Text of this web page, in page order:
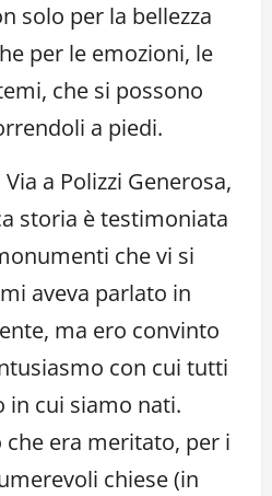
solo per la bellezza
per le emozioni, le
che si possono
a piedi.
a Polizzi Generosa,
storia è testimoniata
che vi si
aveva parlato in
ma ero convinto
con cui tutti
in cui siamo nati.
che era meritato, per i
chiese (in